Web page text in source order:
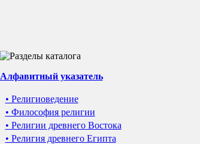
Алфавитный указатель
• Религиоведение
• Философия религии
• Религии древнего Востока
• Религия древнего Египта